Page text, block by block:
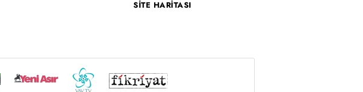
SİTE HARİTASI